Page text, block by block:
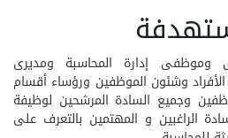
وموظفى إدارة المحاسبة ومديرى
وشئون الموظفين ورؤساء أقسام
وجميع السادة المرشحين لوظيفة
الراغبين و المهتمين بالتعرف على